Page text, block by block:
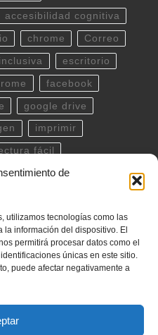
de
utilizamos tecnologías como las
información del dispositivo. El
permitirá procesar datos como el
únicas en este sitio.
puede afectar negativamente a
accesibilidad cognitiva
chrome Correo
escritorio
facebook
google drive
imprimir
fácil
outlook
twitter
windows